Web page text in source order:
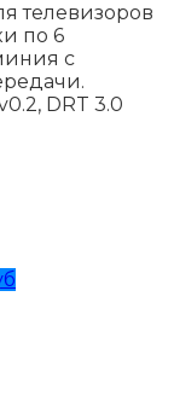
телевизоров
по 6
с
DRT 3.0